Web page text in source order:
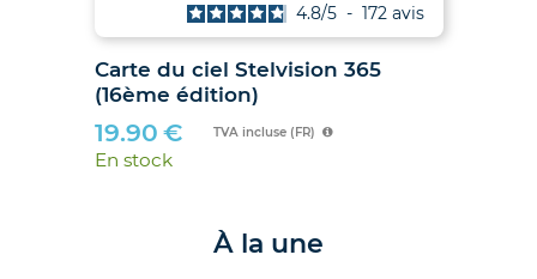
Carte du ciel Stelvision 365
(16ème édition)
4.8/5 - 172 avis
19.90 € TVA incluse (FR)
En stock
À la une